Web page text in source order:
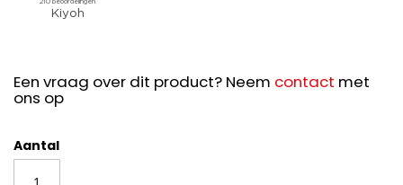
Een vraag over dit product? Neem contact met
ons op
Aantal